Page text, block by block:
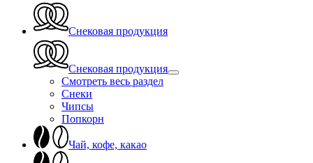
Снековая продукция
Снековая продукция
Смотреть весь раздел
Снеки
Чипсы
Попкорн
Чай, кофе, какао